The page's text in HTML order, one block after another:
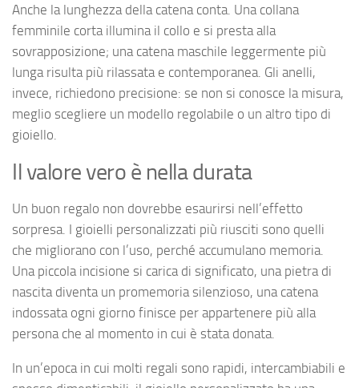
Anche la lunghezza della catena conta. Una collana
femminile corta illumina il collo e si presta alla
sovrapposizione; una catena maschile leggermente più
lunga risulta più rilassata e contemporanea. Gli anelli,
invece, richiedono precisione: se non si conosce la misura,
meglio scegliere un modello regolabile o un altro tipo di
gioiello.
Il valore vero è nella durata
Un buon regalo non dovrebbe esaurirsi nell’effetto
sorpresa. I gioielli personalizzati più riusciti sono quelli
che migliorano con l’uso, perché accumulano memoria.
Una piccola incisione si carica di significato, una pietra di
nascita diventa un promemoria silenzioso, una catena
indossata ogni giorno finisce per appartenere più alla
persona che al momento in cui è stata donata.
In un’epoca in cui molti regali sono rapidi, intercambiabili e